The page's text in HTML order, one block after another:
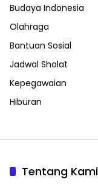
Budaya Indonesia
Olahraga
Bantuan Sosial
Jadwal Sholat
Kepegawaian
Hiburan
Tentang